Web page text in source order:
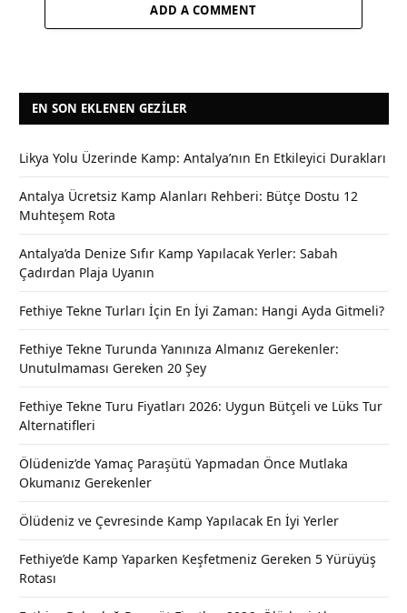
ADD A COMMENT
EN SON EKLENEN GEZILER
Likya Yolu Üzerinde Kamp: Antalya’nın En Etkileyici Durakları
Antalya Ücretsiz Kamp Alanları Rehberi: Bütçe Dostu 12
Muhteşem Rota
Antalya’da Denize Sıfır Kamp Yapılacak Yerler: Sabah
Çadırdan Plaja Uyanın
Fethiye Tekne Turları İçin En İyi Zaman: Hangi Ayda Gitmeli?
Fethiye Tekne Turunda Yanınıza Almanız Gerekenler:
Unutulmaması Gereken 20 Şey
Fethiye Tekne Turu Fiyatları 2026: Uygun Bütçeli ve Lüks Tur
Alternatifleri
Ölüdeniz’de Yamaç Paraşütü Yapmadan Önce Mutlaka
Okumanız Gerekenler
Ölüdeniz ve Çevresinde Kamp Yapılacak En İyi Yerler
Fethiye’de Kamp Yaparken Keşfetmeniz Gereken 5 Yürüyüş
Rotası